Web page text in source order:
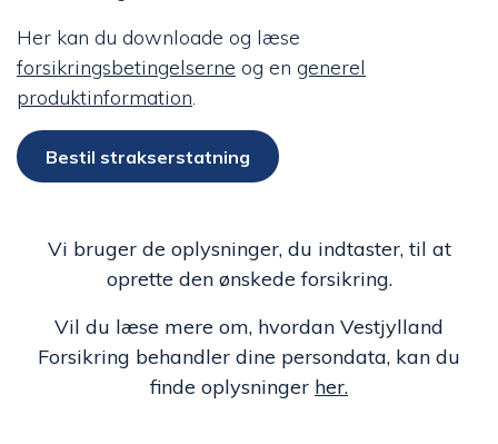
Her kan du downloade og læse
forsikringsbetingelserne og en generel
produktinformation.
Bestil strakserstatning
Vi bruger de oplysninger, du indtaster, til at
oprette den ønskede forsikring.
Vil du læse mere om, hvordan Vestjylland
Forsikring behandler dine persondata, kan du
finde oplysninger her.